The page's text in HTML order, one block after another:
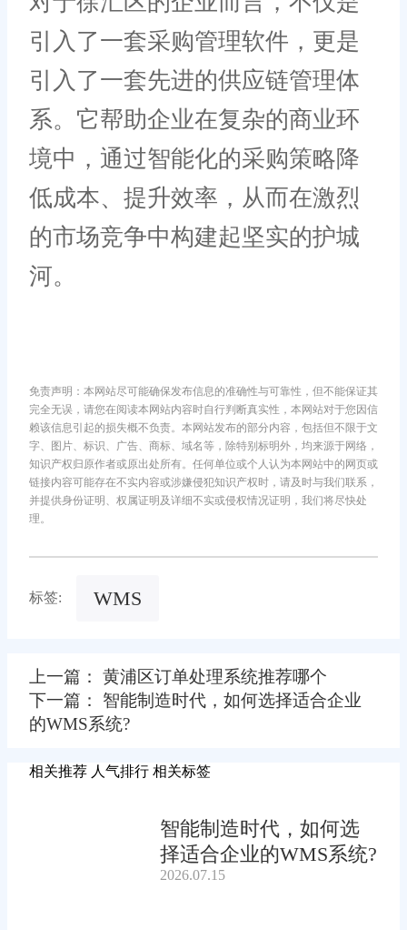
引入了一套采购管理软件，更是
引入了一套先进的供应链管理体
系。它帮助企业在复杂的商业环
境中，通过智能化的采购策略降
低成本、提升效率，从而在激烈
的市场竞争中构建起坚实的护城
河。
免责声明：本网站尽可能确保发布信息的准确性与可靠性，但不能保证其
完全无误，请您在阅读本网站内容时自行判断真实性，本网站对于您因信
赖该信息引起的损失概不负责。本网站发布的部分内容，包括但不限于文
字、图片、标识、广告、商标、域名等，除特别标明外，均来源于网络，
知识产权归原作者或原出处所有。任何单位或个人认为本网站中的网页或
链接内容可能存在不实内容或涉嫌侵犯知识产权时，请及时与我们联系，
并提供身份证明、权属证明及详细不实或侵权情况证明，我们将尽快处
理。
标签: WMS
上一篇： 黄浦区订单处理系统推荐哪个
下一篇： 智能制造时代，如何选择适合企业
的WMS系统?
相关推荐 人气排行 相关标签
智能制造时代，如何选
择适合企业的WMS系统?
2026.07.15